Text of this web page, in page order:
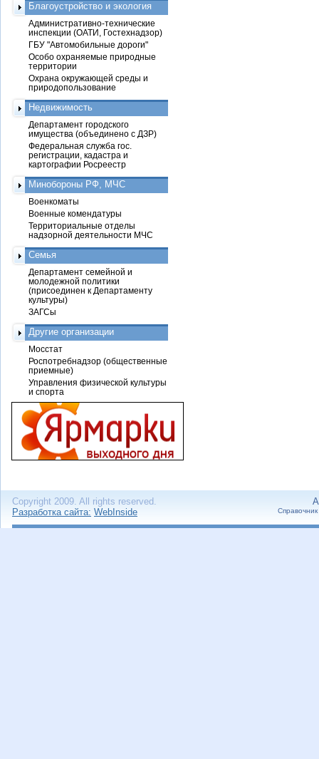
Благоустройство и экология
Административно-технические
инспекции (ОАТИ, Гостехнадзор)
ГБУ "Автомобильные дороги"
Особо охраняемые природные
территории
Охрана окружающей среды и
природопользование
Недвижимость
Департамент городского
имущества (объединено с ДЗР)
Федеральная служба гос.
регистрации, кадастра и
картографии Росреестр
Минобороны РФ, МЧС
Военкоматы
Военные комендатуры
Территориальные отделы
надзорной деятельности МЧС
Семья
Департамент семейной и
молодежной политики
(присоединен к Департаменту
культуры)
ЗАГСы
Другие организации
Мосстат
Роспотребнадзор (общественные
приемные)
Управления физической культуры
и спорта
Copyright 2009. All rights reserved.
Разработка сайта: WebInside